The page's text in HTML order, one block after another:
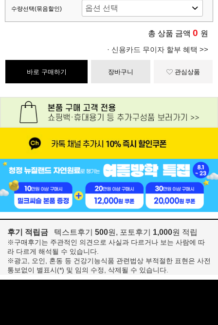
수량선택(묶음할인)
총 상품 금액 0 원
· 신용카드 무이자 할부 혜택 >>
바로 구매하기 장바구니 관심상품
후기 적립금 텍스트후기 500원, 포토후기 1,000원 적립
※구매후기는 주관적인 의견으로 사실과 다르거나 보는 사람에 따
라 다르게 해석될 수 있습니다.
※광고, 오인, 혼동 등 건강기능식품 관련법상 부적절한 표현은 사전
통보없이 별표시(*) 및 임의 수정, 삭제될 수 있습니다.